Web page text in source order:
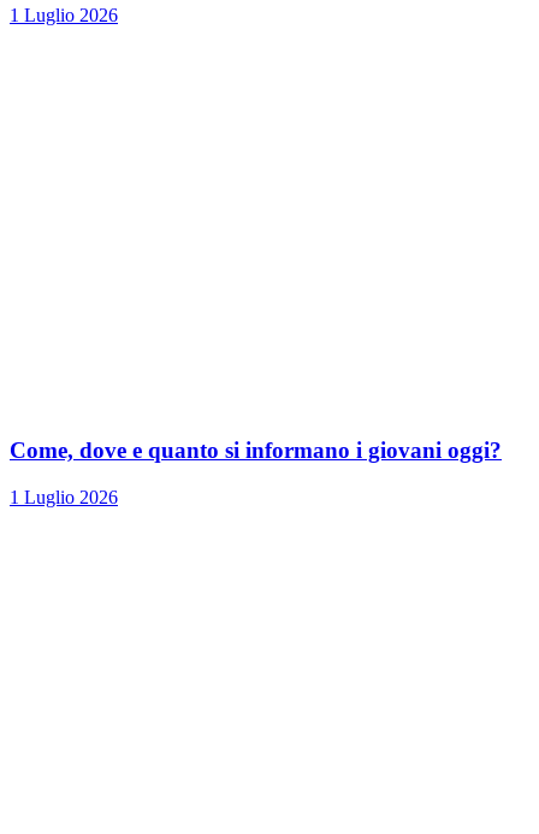
1 Luglio 2026
Come, dove e quanto si informano i giovani oggi?
1 Luglio 2026